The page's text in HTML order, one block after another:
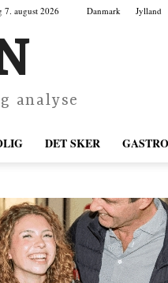
7. august 2026 Danmark Jylland
analyse
DET SKER GASTRO